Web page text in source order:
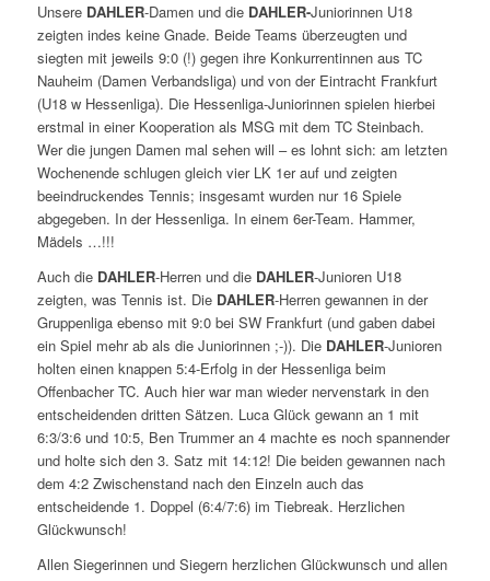
Unsere DAHLER-Damen und die DAHLER-Juniorinnen U18
zeigten indes keine Gnade. Beide Teams überzeugten und
siegten mit jeweils 9:0 (!) gegen ihre Konkurrentinnen aus TC
Nauheim (Damen Verbandsliga) und von der Eintracht Frankfurt
(U18 w Hessenliga). Die Hessenliga-Juniorinnen spielen hierbei
erstmal in einer Kooperation als MSG mit dem TC Steinbach.
Wer die jungen Damen mal sehen will – es lohnt sich: am letzten
Wochenende schlugen gleich vier LK 1er auf und zeigten
beeindruckendes Tennis; insgesamt wurden nur 16 Spiele
abgegeben. In der Hessenliga. In einem 6er-Team. Hammer,
Mädels …!!!
Auch die DAHLER-Herren und die DAHLER-Junioren U18
zeigten, was Tennis ist. Die DAHLER-Herren gewannen in der
Gruppenliga ebenso mit 9:0 bei SW Frankfurt (und gaben dabei
ein Spiel mehr ab als die Juniorinnen ;-)). Die DAHLER-Junioren
holten einen knappen 5:4-Erfolg in der Hessenliga beim
Offenbacher TC. Auch hier war man wieder nervenstark in den
entscheidenden dritten Sätzen. Luca Glück gewann an 1 mit
6:3/3:6 und 10:5, Ben Trummer an 4 machte es noch spannender
und holte sich den 3. Satz mit 14:12! Die beiden gewannen nach
dem 4:2 Zwischenstand nach den Einzeln auch das
entscheidende 1. Doppel (6:4/7:6) im Tiebreak. Herzlichen
Glückwunsch!
Allen Siegerinnen und Siegern herzlichen Glückwunsch und allen